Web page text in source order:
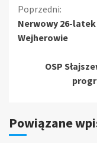
Kontynuuj
czytanie
Poprzedni:
Nerwowy 26-
Wejherowie
OSP
Powiązane